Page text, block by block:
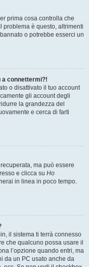
prima cosa controlla che
problema è questo, altrimenti
o potrebbe esserci un
a connettermi?!
o disattivato il tuo account
gli account degli
la grandezza del
e cerca di farti
ma può essere
e clicca su Ho
in linea in poco tempo.
il sistema ti terrà connesso
che qualcuno possa usare il
l’opzione quando entri, ma
da un PC usato anche da